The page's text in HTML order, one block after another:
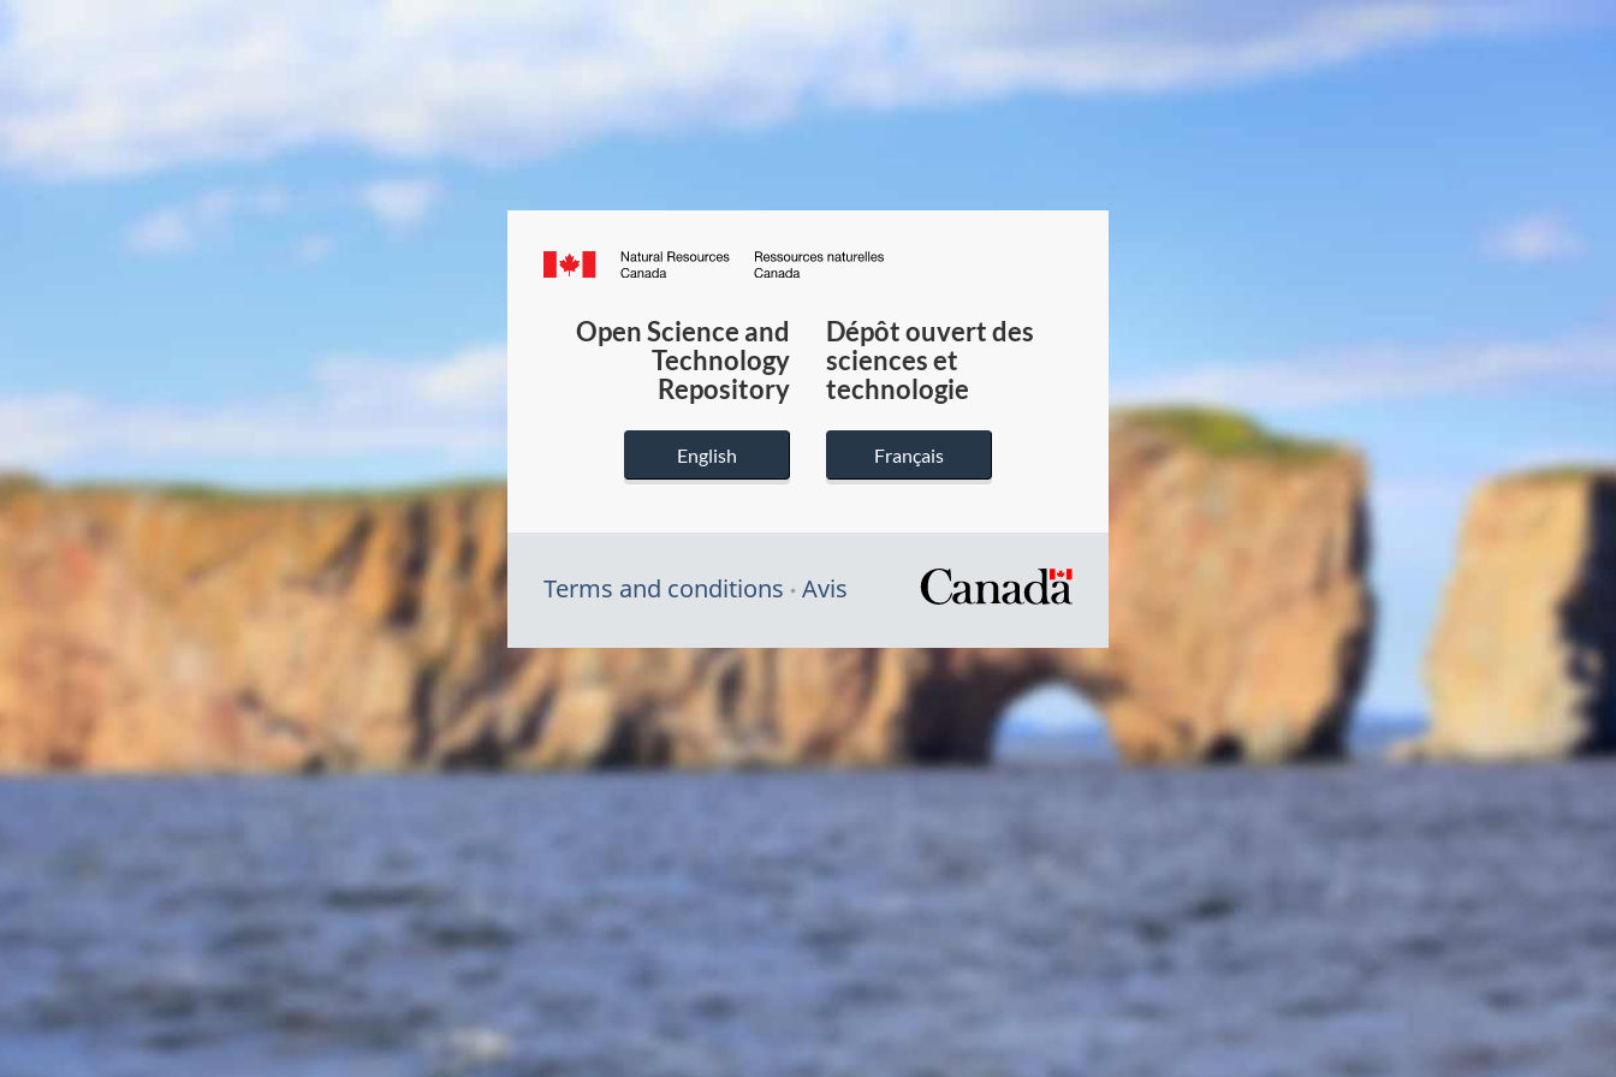
Canada.ca
du
Canada
Open Science and
Technology
Repository
English
Dépôt ouvert des
sciences et
technologie
Français
Terms and conditions Avis
/
du
gouvernement
du